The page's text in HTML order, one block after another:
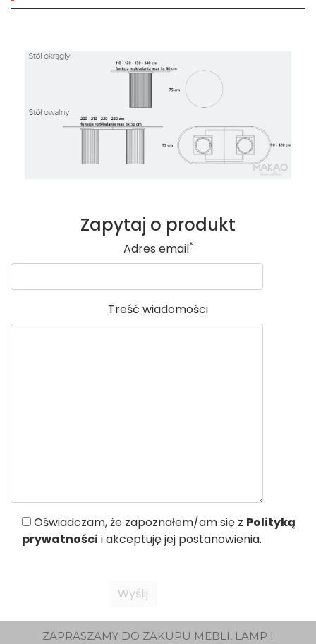
Zapytaj o produkt
Adres email*
Treść wiadomości
Oświadczam, że zapoznałem/am się z Polityką
prywatności i akceptuję jej postanowienia.
ZAPRASZAMY DO ZAKUPU MEBLI, LAMP I